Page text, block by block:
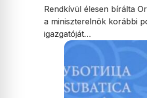
Rendkívül élesen bírálta
a miniszterelnök korábbi
igazgatóját…